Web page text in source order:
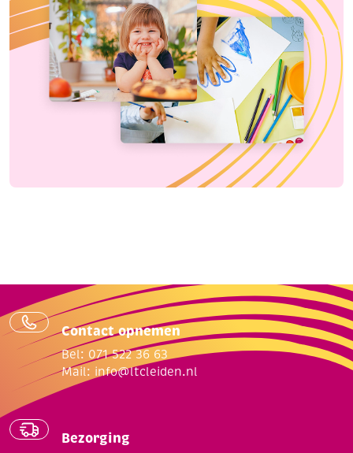
Contact opnemen
Bel: 071 522 36 63
Mail: info@ltcleiden.nl
Bezorging